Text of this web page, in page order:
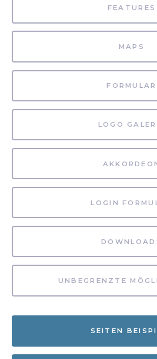
FEATURES
MAPS
FORMULAR
LOGO
LOGIN
UNBEGRENZTE
SEITEN